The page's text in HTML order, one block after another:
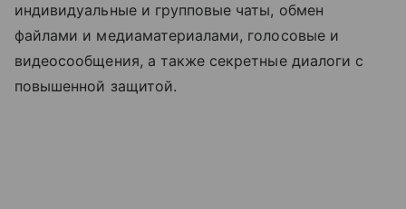
индивидуальные и групповые чаты, обмен
файлами и медиаматериалами, голосовые и
видеосообщения, а также секретные диалоги с
повышенной защитой.